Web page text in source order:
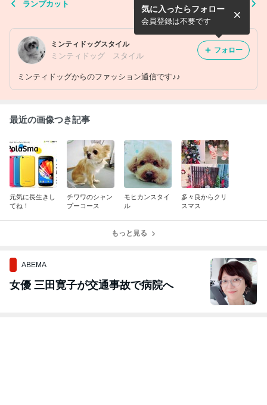
ランプカット 今月のお休みはありません！
ミンティドッグスタイル
ミンティドッグ スタイル
ミンティドッグからのファッション通信です♪♪
気に入ったらフォロー
会員登録は不要です
フォロー
最近の画像つき記事
元気に長生きし
てね！
チワワのシャン
プーコース
モヒカンスタイ
ル
多々良からクリ
スマス
もっと見る
ABEMA
女優 三田寛子が交通事故で病院へ